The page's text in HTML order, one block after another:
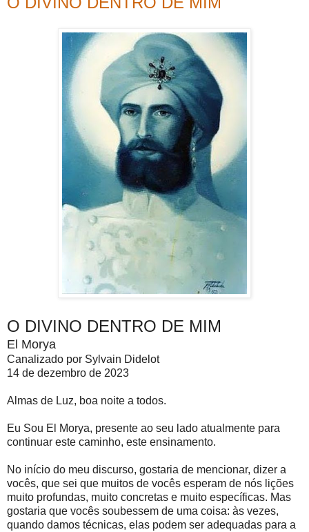
O DIVINO DENTRO DE MIM
El Morya
Canalizado por Sylvain Didelot
14 de dezembro de 2023
Almas de Luz, boa noite a todos.
Eu Sou El Morya, presente ao seu lado atualmente para
continuar este caminho, este ensinamento.
No início do meu discurso, gostaria de mencionar, dizer a
vocês, que sei que muitos de vocês esperam de nós lições
muito profundas, muito concretas e muito específicas. Mas
gostaria que vocês soubessem de uma coisa: às vezes,
quando damos técnicas, elas podem ser adequadas para a